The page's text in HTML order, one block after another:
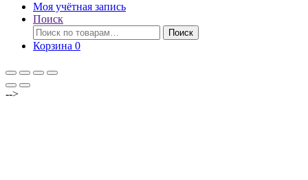
Моя учётная запись
Поиск
Искать:
Поиск
Корзина 0
-->